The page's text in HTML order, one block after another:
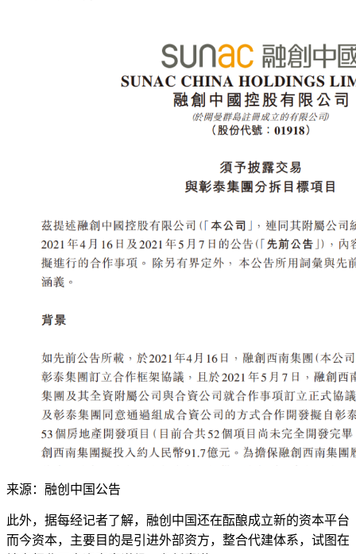
来源：融创中国公告
此外，据每经记者了解，融创中国还在酝酿成立新的资本平台
而今资本，主要目的是引进外部资方，整合代建体系，试图在